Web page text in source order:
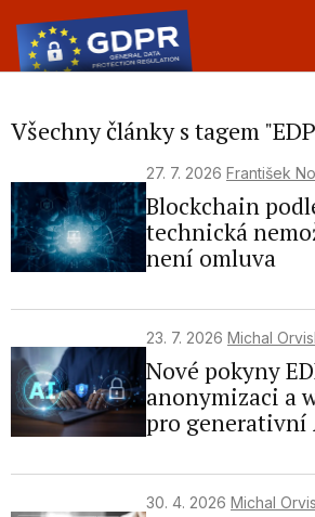
Všechny články s tagem
27. 7. 2026 František
Blockchain
technická
není omluva
23. 7. 2026 Michal
Nové pokyny
anonymizaci a
pro generativní
30. 4. 2026 Michal